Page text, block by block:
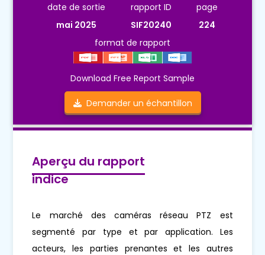
date de sortie
mai 2025
rapport ID
SIF20240
page
224
format de rapport
Download Free Report Sample
Demander un échantillon
Aperçu du rapport
indice
Le marché des caméras réseau PTZ est
segmenté par type et par application. Les
acteurs, les parties prenantes et les autres